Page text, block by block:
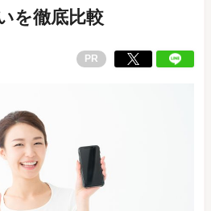
を徹底比較
PR